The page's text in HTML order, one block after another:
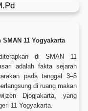
11 Yogyakarta
di SMAN 11
adalah fakta sejarah
pada tanggal 3–5
di ruang makan
Djogjakarta, yang
11 Yogyakarta.